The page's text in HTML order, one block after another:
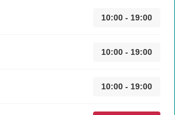
10:00 - 19:00
10:00 - 19:00
10:00 - 19:00